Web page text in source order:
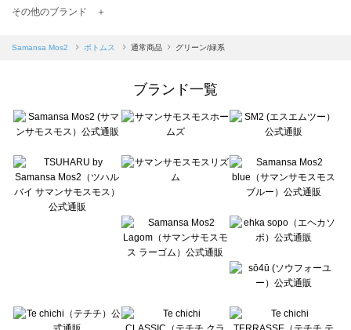
TSUHARU by Samansa Mos2（ツハルバイサマンサモスモス）のボトムス一覧
Samansa Mos2 blue（サマンサモスモス ブルー）のボトムス一覧
sō4ū（ソウフォーユー）のボトムス一覧
Te chichi（テチチ）のボトムス一覧
Te chichi CLASSIC（テチチ クラシック）のボトムス一覧
Lugnoncure（ルノンキュール）のボトムス一覧
BETTY'S BLUE（べティーズブルー）のボトムス一覧
Wpc.（ワールドパーティー）のボトムス一覧
その他のブランド ＋
Samansa Mos2 ボトムス 通常商品 グリーン/緑系
ブランド一覧